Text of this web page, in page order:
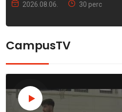
2026.08.06.
30 perc
CampusTV